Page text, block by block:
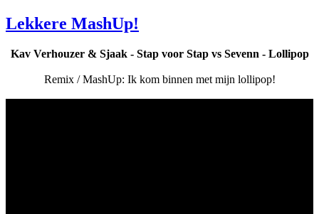
Lekkere MashUp!
Kav Verhouzer & Sjaak - Stap voor Stap vs Sevenn - Lollipop
Remix / MashUp: Ik kom binnen met mijn lollipop!